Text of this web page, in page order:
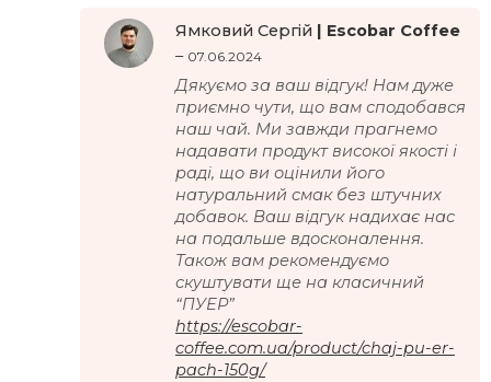
Ямковий Сергій
– 07.06.2024
Дякуємо за ваш відгук! Нам дуже
приємно чути, що вам сподобався
наш чай. Ми завжди прагнемо
надавати продукт високої якості і
раді, що ви оцінили його
натуральний смак без штучних
добавок. Ваш відгук надихає нас
на подальше вдосконалення.
Також вам рекомендуємо
скуштувати ще на класичний
“ПУЕР”
https://escobar-
coffee.com.ua/product/chaj-pu-er-
pach-150g/